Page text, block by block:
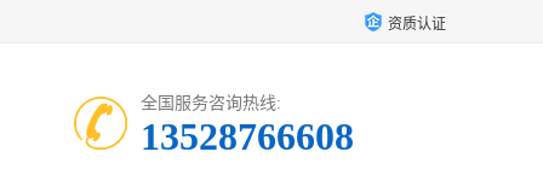
资质认证
全国服务咨询热线:
13528766608